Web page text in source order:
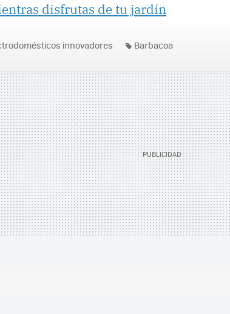
disfrutas de tu jardín
innovadores Barbacoa